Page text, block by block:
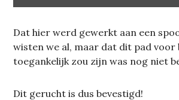
Dat hier werd gewerkt aan een
wisten we al, maar dat dit pad voor
toegankelijk zou zijn was nog niet
Dit gerucht is dus bevestigd!